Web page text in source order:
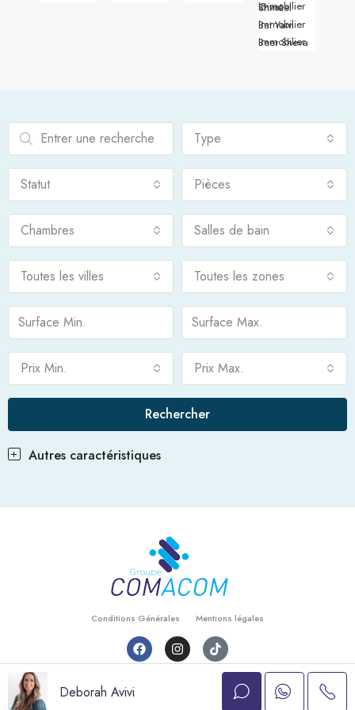
Immobilier Givat Shmuel
Immobilier Bat Yam
Immobilier Beer Sheva
Type
Statut Pièces
Chambres Salles de bain
Toutes les villes Toutes les zones
Prix Min. Prix Max.
Rechercher
Autres caractéristiques
Conditions Générales Mentions légales
© Comacom - Tout droits réservés
Deborah Avivi